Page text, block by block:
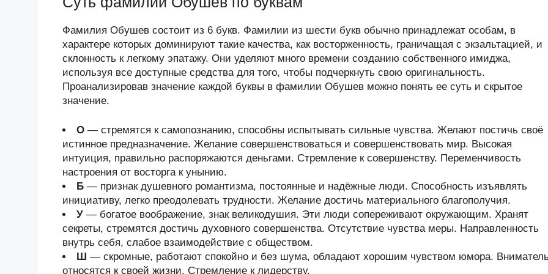
Фамилия Обушев состоит из 6 букв. Фамилии из шести букв обычно принадлежат особам, в
характере которых доминируют такие качества, как восторженность, граничащая с экзальтацией, и
склонность к легкому эпатажу. Они уделяют много времени созданию собственного имиджа,
используя все доступные средства для того, чтобы подчеркнуть свою оригинальность.
Проанализировав значение каждой буквы в фамилии Обушев можно понять ее суть и скрытое
значение.
О — стремятся к самопознанию, способны испытывать сильные чувства. Желают постичь своё
истинное предназначение. Желание совершенствоваться и совершенствовать мир. Высокая
интуиция, правильно распоряжаются деньгами. Стремление к совершенству. Переменчивость
настроения от восторга к унынию.
Б — признак душевного романтизма, постоянные и надёжные люди. Способность изъявлять
инициативу, легко преодолевать трудности. Желание достичь материального благополучия.
У — богатое воображение, знак великодушия. Эти люди сопереживают окружающим. Хранят
секреты, стремятся достичь духовного совершенства. Отсутствие чувства меры. Направленность
внутрь себя, слабое взаимодействие с обществом.
Ш — скромные, работают спокойно и без шума, обладают хорошим чувством юмора.
относятся к своей жизни. Стремление к лидерству.